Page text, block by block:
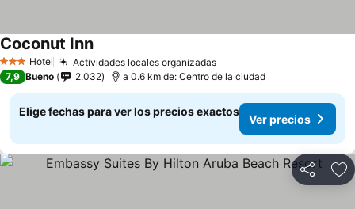
3 Estrellas
Hotel Actividades locales organizadas
Coconut Inn
7,9 Bueno 2.032 a 0.6 km de: Centro de la ciudad
Elige fechas para ver los precios exactos
Ver precios
Compartir